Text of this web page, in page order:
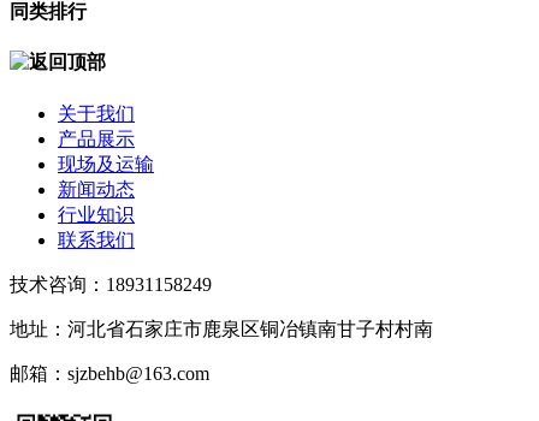
同类排行
关于我们
产品展示
现场及运输
新闻动态
行业知识
联系我们
技术咨询：18931158249
地址：河北省石家庄市鹿泉区铜冶镇南甘子村村南
邮箱：sjzbehb@163.com